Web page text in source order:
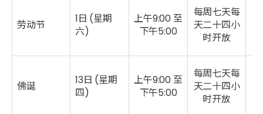
劳动节
1日 (星期
六)
上午9:00 至
下午5:00
每周七天每
天二十四小
时开放
每
佛诞
13日 (星期
四)
上午9:00 至
下午5:00
每周七天每
天二十四小
时开放
每